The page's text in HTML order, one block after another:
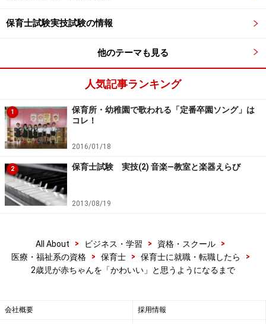
「どうしたの？そんなことしたら痛いでしょ!?いけませ
ん！」と叱ってしまいました。しかしりょうくんはまだ
2歳ですから、どうしてそんなことをするのかなど、説
明できるはずもありません。それから、この行為は毎日
りょうくんは赤ちゃんに対して何かしらの思いがあって
しているはずだと、わたしは考えました。ほかの子には
一切このようなことはせず、赤ちゃんであるあきくんだ
けにこのようにしていましたから。それなら、その原因
が解消されればしなくなるはず。そのように考えたわた
しは、りょうくんの気持ちを想像してみました。
自分より小さい子がいることへの不安
きくんは、まだハイハイしていて、身の回りのこともす
保育士試験実技試験の情報
他のテーマも見る
人気記事ランキング
1
保育所・幼稚園で歌われる「定番卒園ソング」は
コレ！
2016/01/18
2 保育士試験 実技(2) 音楽―教室と楽器えらび
2013/08/19
All About > ビジネス・学習 > 資格・スクール
>
医療・福祉系の資格
> 保育士 > 保育士に就職・転職したら
>
2歳児が赤ちゃんを「かわいい」と思うようになるまで
会社概要 採用情報